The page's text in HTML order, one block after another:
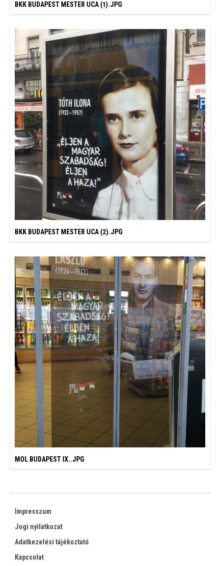
BKK BUDAPEST MESTER UCA (1).JPG
BKK BUDAPEST MESTER UCA (2).JPG
MOL BUDAPEST IX..JPG
Impresszum
Jogi nyilatkozat
Adatkezelési tájékoztató
Kapcsolat